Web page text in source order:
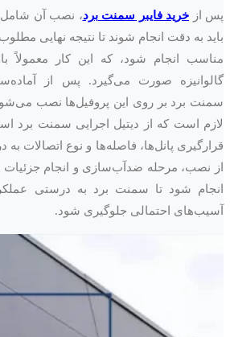
پس از خرید فایبر سمنت برد، نصب آن
باید به دقت انجام شوند تا نتیجه نهایی
مناسب انجام شود، که این کار معمولاً
گالوانیزه صورت می‌گیرد. پس از
سمنت برد بر روی این پروفیل‌ها نصب
لازم است که از دیتیل اجرایی سمنت برد
قرارگیری پانل‌ها، فاصله‌ها و نوع
از نصب، مرحله ضدآب‌سازی و انجام جزئیات
انجام شود تا سمنت برد به درستی
آسیب‌های احتمالی جلوگیری شود.